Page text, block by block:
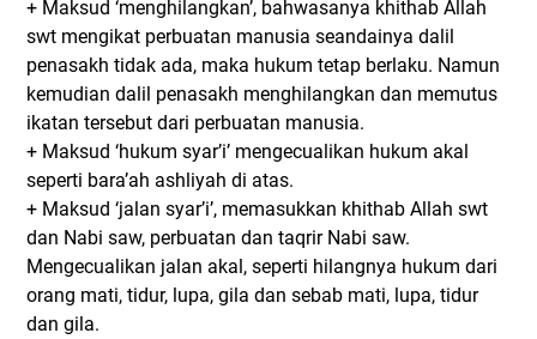
+ Maksud ‘menghilangkan’, bahwasanya khithab Allah
swt mengikat perbuatan manusia seandainya dalil
penasakh tidak ada, maka hukum tetap berlaku. Namun
kemudian dalil penasakh menghilangkan dan memutus
ikatan tersebut dari perbuatan manusia.
+ Maksud ‘hukum syar’i’ mengecualikan hukum akal
seperti bara’ah ashliyah di atas.
+ Maksud ‘jalan syar’i’, memasukkan khithab Allah swt
dan Nabi saw, perbuatan dan taqrir Nabi saw.
Mengecualikan jalan akal, seperti hilangnya hukum dari
orang mati, tidur, lupa, gila dan sebab mati, lupa, tidur
dan gila.